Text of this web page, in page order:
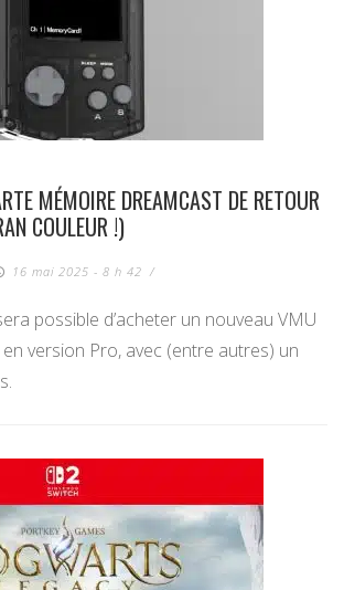
MÉMOIRE DREAMCAST DE RETOUR
COULEUR !)
16 mai 2025 - 8 h 42 /
possible d’acheter un nouveau VMU
version Pro, avec (entre autres) un